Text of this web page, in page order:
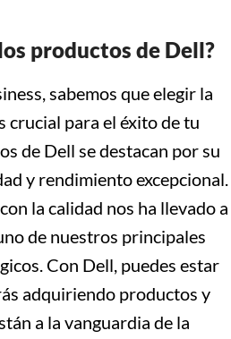
productos de Dell?
sabemos que elegir la
crucial para el éxito de tu
de Dell se destacan por su
y rendimiento excepcional.
la calidad nos ha llevado a
de nuestros principales
Con Dell, puedes estar
adquiriendo productos y
a la vanguardia de la